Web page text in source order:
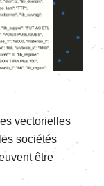
vectorielles
sociétés
être